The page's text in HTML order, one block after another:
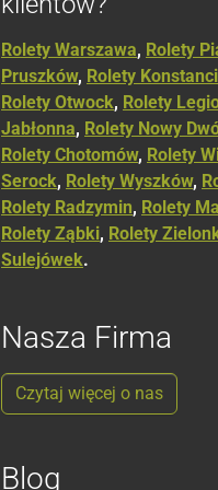
Rolety Warszawa, Rolety
Pruszków, Rolety
Rolety Otwock, Rolety
Jabłonna, Rolety Nowy
Rolety Chotomów, Rolety
Serock, Rolety Wyszków,
Rolety Radzymin, Rolety
Rolety Ząbki, Rolety
Sulejówek.
Nasza Firma
Czytaj więcej o nas
Blog